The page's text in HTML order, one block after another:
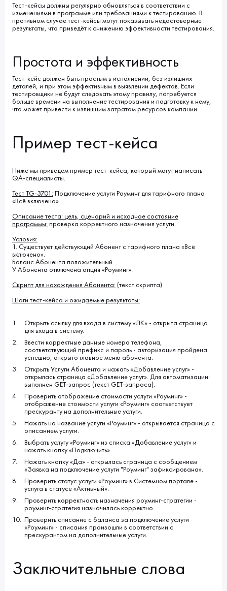
Тест-кейсы должны регулярно обновляться в соответствии с
изменениями в программе или требованиями к тестированию. В
противном случае тест-кейсы могут показывать недостоверные
результаты, что приведёт к снижению эффективности тестирования.
Простота и эффективность
Тест-кейс должен быть простым в исполнении, без излишних
деталей, и при этом эффективным в выявлении дефектов. Если
тестировщики не будут следовать этому правилу, потребуется
больше времени на выполнение тестирования и подготовку к нему,
что может привести к излишним затратам ресурсов компании.
Пример тест-кейса
Ниже мы приведём пример тест-кейса, который могут написать
QA-специалисты.
Тест TG-3701:Подключение услуги Роуминг для тарифного плана
«Всё включено».
Описание теста: цель, сценарий и исходное состояние
программы:проверка корректного назначения услуги.
Условия:
1. Существует действующий Абонент с тарифного плана «Всё
включено».
Баланс Абонента положительный.
У Абонента отключена опция «Роуминг».
Скрипт для нахождения Абонента: (текст скрипта)
Шаги тест-кейса и ожидаемые результаты:
Открыть ссылку для входа в систему «ЛК» - открыта страница
для входа в систему.
Ввести корректные данные номера телефона,
соответствующий префикс и пароль - авторизация пройдена
успешно, открыто главное меню абонента.
Открыть Услуги Абонента и нажать «Добавление услуг» -
открылась страница «Добавление услуг». Для автоматизации:
выполнен GET-запрос (текст GET-запроса).
Проверить отображение стоимости услуги «Роуминг» -
отображение стоимости услуги «Роуминг» соответствует
прескуранту на дополнительные услуги.
Нажать на название услуги «Роуминг» - открывается страница с
описанием услуги.
Выбрать услугу «Роуминг» из списка «Добавление услуг» и
нажать кнопку «Подключить».
Нажать кнопку «Да» - открылась страница с сообщением
«Заявка на подключение услуги "Роуминг" зафиксирована».
Проверить статус услуги «Роуминг» в Системном портале -
услуга в статусе «Активный».
Проверить корректность назначения роуминг-стратегии -
роуминг-стратегия назначилась корректно.
Проверить списание с баланса за подключение услуги
«Роуминг» - списания произошли в соответствии с
прескурантом на дополнительные услуги.
Заключительные слова